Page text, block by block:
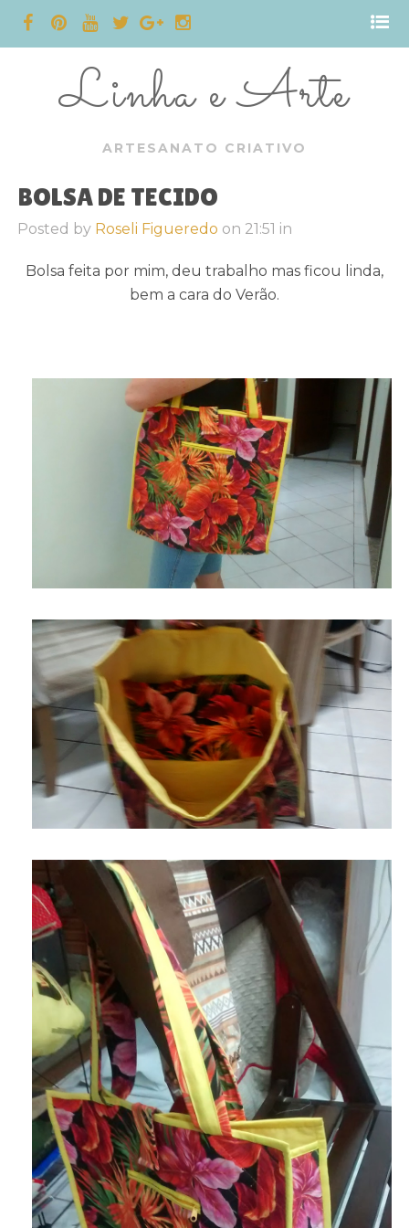
Linha e Arte
ARTESANATO CRIATIVO
BOLSA DE TECIDO
Posted by Roseli Figueredo on 21:51 in
Bolsa feita por mim, deu trabalho mas ficou linda,
bem a cara do Verão.